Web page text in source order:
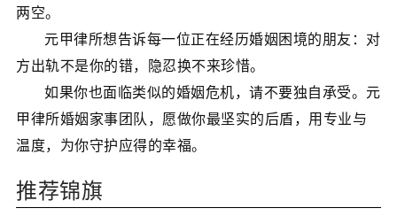
两空。
元甲律所想告诉每一位正在经历婚姻困境的朋友：对
方出轨不是你的错，隐忍换不来珍惜。
如果你也面临类似的婚姻危机，请不要独自承受。元
甲律所婚姻家事团队，愿做你最坚实的后盾，用专业与
温度，为你守护应得的幸福。
推荐锦旗